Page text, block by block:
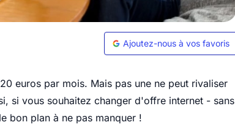
Ajoutez-nous à vos favoris
euros par mois. Mais pas une ne peut rivaliser
si vous souhaitez changer d'offre internet - sans
bon plan à ne pas manquer !